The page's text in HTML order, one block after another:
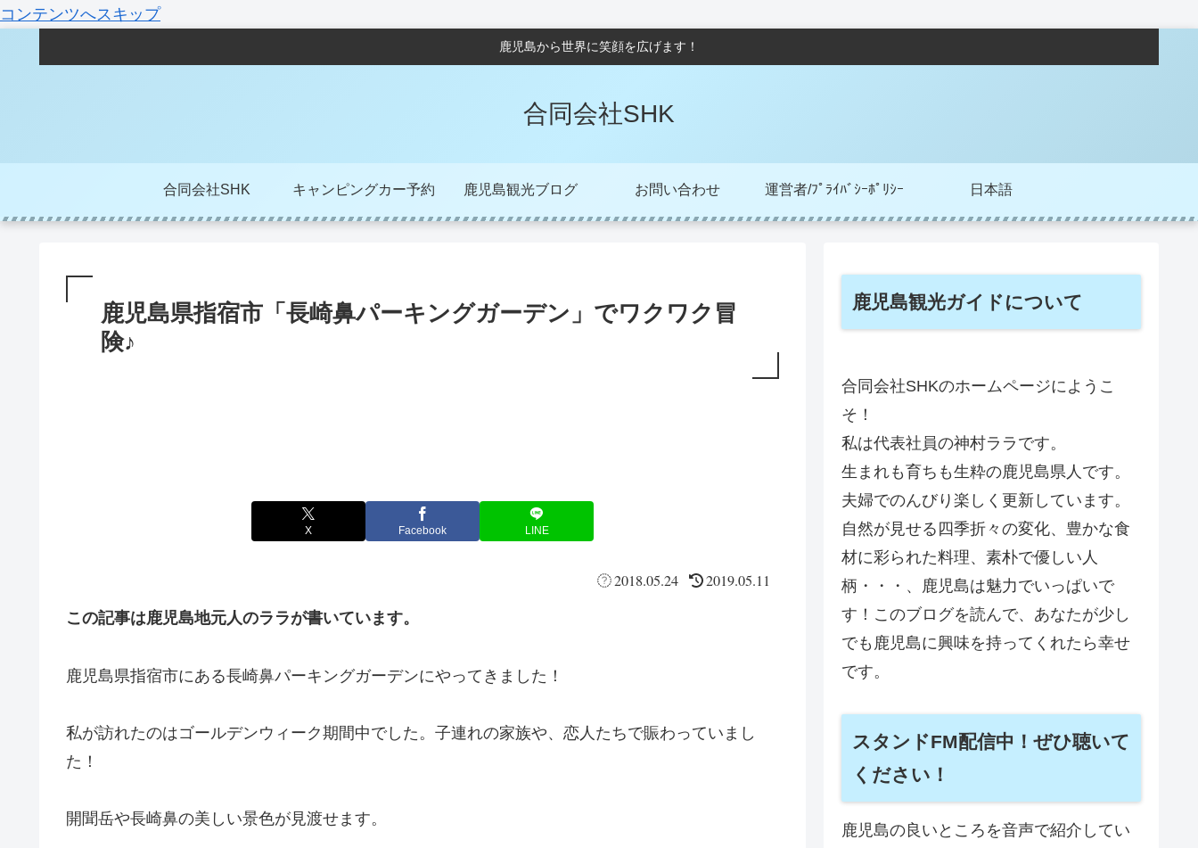
コンテンツへスキップ
鹿児島から世界に笑顔を広げます！
合同会社SHK
合同会社SHK キャンピングカー予約 鹿児島観光ブログ お問い合わせ 運営者/ﾌﾟﾗｲﾊﾞｼｰﾎﾟﾘｼｰ 日本語
鹿児島県指宿市「長崎鼻パーキングガーデン」でワクワク冒
険♪
X Facebook LINE
2018.05.24 2019.05.11
この記事は鹿児島地元人のララが書いています。
鹿児島県指宿市にある長崎鼻パーキングガーデンにやってきました！
私が訪れたのはゴールデンウィーク期間中でした。子連れの家族や、恋人たちで賑わっていまし
た！
開聞岳や長崎鼻の美しい景色が見渡せます。
鹿児島観光ガイドについて
合同会社SHKのホームページにようこ
そ！
私は代表社員の神村ララです。
生まれも育ちも生粋の鹿児島県人です。
夫婦でのんびり楽しく更新しています。
自然が見せる四季折々の変化、豊かな食
材に彩られた料理、素朴で優しい人
柄・・・、鹿児島は魅力でいっぱいで
す！このブログを読んで、あなたが少し
でも鹿児島に興味を持ってくれたら幸せ
です。
スタンドFM配信中！ぜひ聴いて
ください！
鹿児島の良いところを音声で紹介してい